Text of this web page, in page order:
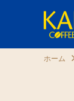
ホーム